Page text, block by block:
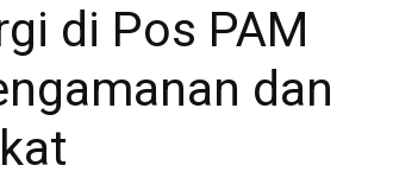
di Pos PAM
dan